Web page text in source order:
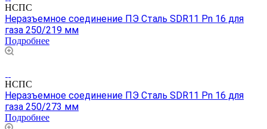
НСПС
Неразъемное соединение ПЭ Сталь SDR11 Pn 16 для
газа 250/219 мм
Подробнее
НСПС
Неразъемное соединение ПЭ Сталь SDR11 Pn 16 для
газа 250/273 мм
Подробнее